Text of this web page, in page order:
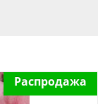
Распродажа